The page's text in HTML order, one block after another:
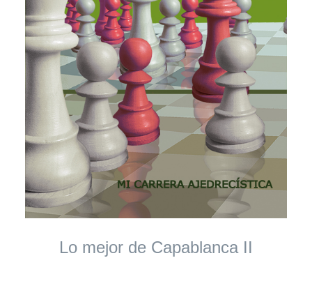
Lo mejor de Capablanca II